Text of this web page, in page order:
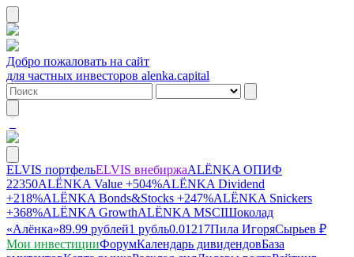
Добро пожаловать на сайт
для частных инвесторов alenka.capital
ELVIS портфельELVIS внебиржаALЁNKA ОПИФ
22350ALЁNKA Value +504%ALЁNKA Dividend
+218%ALЁNKA Bonds&Stocks +247%ALЁNKA Snickers
+368%ALЁNKA GrowthALЁNKA MSCIШоколад
«Алёнка»89.99 рублей1 рубль0.01217Пила ИгоряСырьев ₽
Мои инвестицииФорумКалендарь дивидендовБаза